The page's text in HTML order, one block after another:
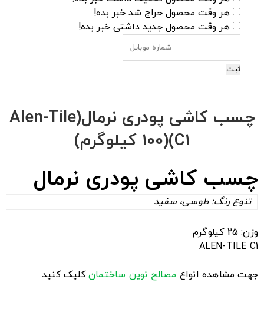
هر وقت محصول حراج شد خبر بده!
هر وقت محصول جدید داشتی خبر بده!
ثبت
چسب کاشی پودری نرمال(Alen-Tile
C1)(100 کیلوگرم)
چسب کاشی پودری نرمال
تنوع رنگ: طوسی، سفید
وزن: 25 کیلوگرم
ALEN-TILE C1
جهت مشاهده انواع مصالح نوین ساختمانکلیک کنید